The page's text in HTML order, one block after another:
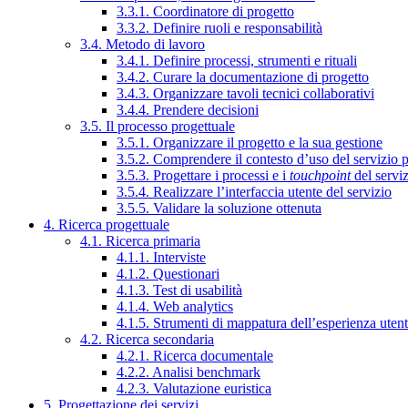
3.3.1. Coordinatore di progetto
3.3.2. Definire ruoli e responsabilità
3.4. Metodo di lavoro
3.4.1. Definire processi, strumenti e rituali
3.4.2. Curare la documentazione di progetto
3.4.3. Organizzare tavoli tecnici collaborativi
3.4.4. Prendere decisioni
3.5. Il processo progettuale
3.5.1. Organizzare il progetto e la sua gestione
3.5.2. Comprendere il contesto d’uso del servizio
3.5.3. Progettare i processi e i touchpointdel
3.5.4. Realizzare l’interfaccia utente del servizio
3.5.5. Validare la soluzione ottenuta
4. Ricerca progettuale
4.1. Ricerca primaria
4.1.1. Interviste
4.1.2. Questionari
4.1.3. Test di usabilità
4.1.4. Web analytics
4.1.5. Strumenti di mappatura dell’esperienza
4.2. Ricerca secondaria
4.2.1. Ricerca documentale
4.2.2. Analisi benchmark
4.2.3. Valutazione euristica
5. Progettazione dei servizi